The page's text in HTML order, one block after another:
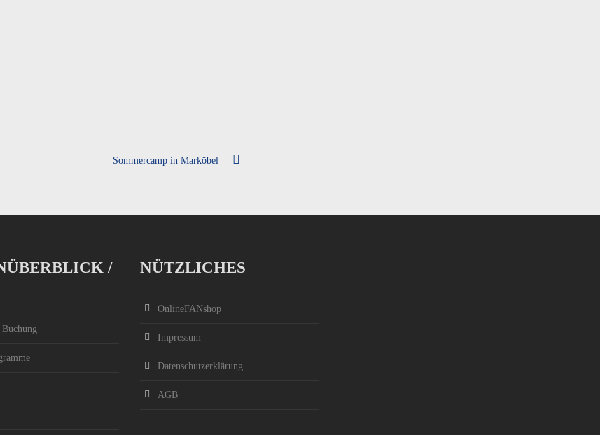
Sommercamp in Marköbel
/
NÜTZLICHES
OnlineFANshop
Impressum
Datenschutzerklärung
AGB